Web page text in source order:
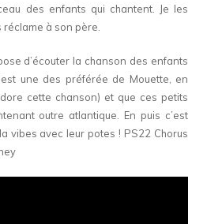
des enfants qui chantent. Je les
à son père.
d’écouter la chanson des enfants
une des préférée de Mouette, en
cette chanson) et que ces petits
outre atlantique. En puis c’est
vibes avec leur potes ! PS22 Chorus